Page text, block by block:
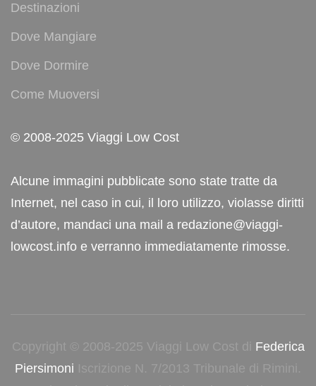
Destinazioni
Dove Mangiare
Dove Dormire
Come Muoversi
© 2008-2025 Viaggi Low Cost
Alcune immagini pubblicate sono state tratte da
Internet, nel caso in cui, il loro utilizzo, violasse diritti
d’autore, mandaci una mail a redazione@viaggi-
lowcost.info e verranno immediatamente rimosse.
Copyright © 2008-2025 Viaggi Low Cost di Federica
Piersimoni Iscrizione N. 7/2013 Tribunale di Rimini.